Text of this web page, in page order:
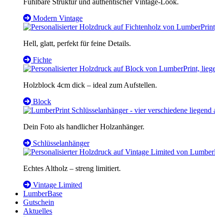
Fühlbare Struktur und authentischer Vintage-Look.
Modern Vintage
Hell, glatt, perfekt für feine Details.
Fichte
Holzblock 4cm dick – ideal zum Aufstellen.
Block
Dein Foto als handlicher Holzanhänger.
Schlüsselanhänger
Echtes Altholz – streng limitiert.
Vintage Limited
LumberBase
Gutschein
Aktuelles